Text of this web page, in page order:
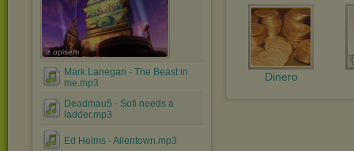
z opisem
Mark Lanegan - The Beast in
me.mp3
Deadmau5 - Sofi needs a
ladder.mp3
Ed Helms - Allentown.mp3
Dinero